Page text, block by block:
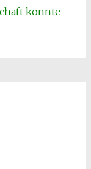
konnte